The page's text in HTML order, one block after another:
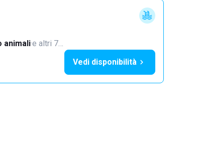
animali·e altri 7…
Vedi disponibilità